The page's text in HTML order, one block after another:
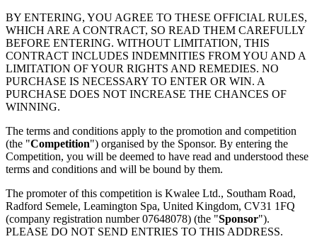
BY ENTERING, YOU AGREE TO THESE OFFICIAL RULES,
WHICH ARE A CONTRACT, SO READ THEM CAREFULLY
BEFORE ENTERING. WITHOUT LIMITATION, THIS
CONTRACT INCLUDES INDEMNITIES FROM YOU AND A
LIMITATION OF YOUR RIGHTS AND REMEDIES. NO
PURCHASE IS NECESSARY TO ENTER OR WIN. A
PURCHASE DOES NOT INCREASE THE CHANCES OF
WINNING.
The terms and conditions apply to the promotion and competition
(the "Competition") organised by the Sponsor. By entering the
Competition, you will be deemed to have read and understood these
terms and conditions and will be bound by them.
The promoter of this competition is Kwalee Ltd., Southam Road,
Radford Semele, Leamington Spa, United Kingdom, CV31 1FQ
(company registration number 07648078) (the "Sponsor").
PLEASE DO NOT SEND ENTRIES TO THIS ADDRESS.